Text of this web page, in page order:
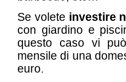
Se volete investire
con giardino e
questo caso vi
mensile di una
euro.